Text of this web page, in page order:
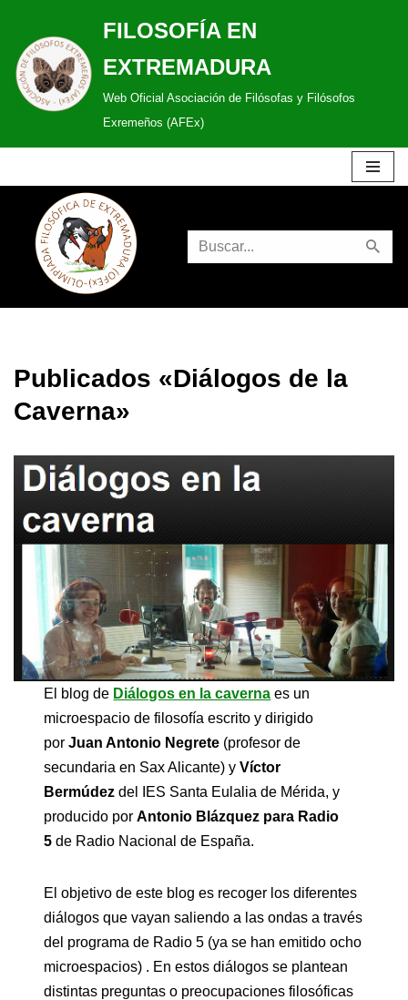
Saltar
al
contenido
FILOSOFÍA EN
EXTREMADURA
Web Oficial Asociación de Filósofas y Filósofos
Exremeños (AFEx)
Publicados «Diálogos de la
Caverna»
El blog de Diálogos en la caverna es un
microespacio de filosofía escrito y dirigido
porJuan Antonio Negrete (profesor de
secundaria en Sax Alicante) yVíctor
Bermúdezdel IES Santa Eulalia de Mérida, y
producido porAntonio Blázquez para Radio
5 de Radio Nacional de España.
El objetivo de este blog es recoger los diferentes
diálogos que vayan saliendo a las ondas a través
del programa de Radio 5 (ya se han emitido ocho
microespacios) . En estos diálogos se plantean
distintas preguntas o preocupaciones filosóficas